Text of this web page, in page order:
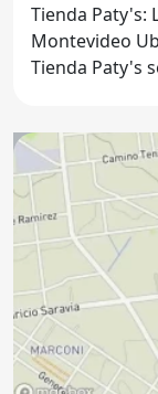
Tienda Paty's:
Montevideo Ubicada en el 12300 Montevideo, la
Tienda Paty's